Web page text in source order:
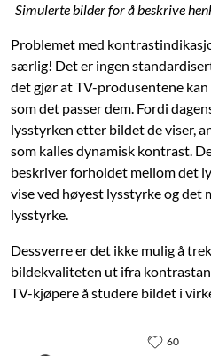
Simulerte bilder for å beskrive
Problemet med
særlig! Det er ingen
det gjør at TV-produsentene
som det passer dem. Fordi
lysstyrken etter bildet de viser,
som kalles dynamisk kontrast.
beskriver forholdet mellom det
vise ved høyest lysstyrke og det
lysstyrke.
Dessverre er det ikke mulig å
bildekvaliteten ut ifra
TV-kjøpere å studere bildet i
60